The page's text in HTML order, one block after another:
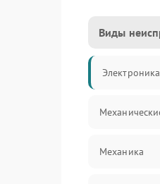
Виды
Электроника
Механика